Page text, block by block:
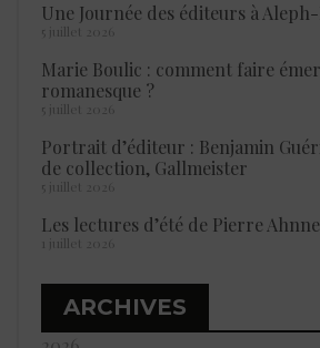
Une Journée des éditeurs à
5 juillet 2026
Marie Boulic : comment faire
romanesque ?
5 juillet 2026
Portrait d’éditeur : Benjamin
de collection, Gallmeister
5 juillet 2026
Les lectures d’été de Pierre Ahnne
1 juillet 2026
ARCHIVES